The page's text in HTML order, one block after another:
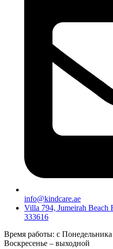
info@kindcare.ae
Villa 794, Jumeirah Beach
333616
Время работы: с
Воскресенье – выходной